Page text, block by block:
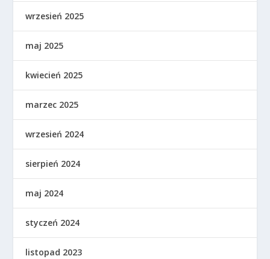
wrzesień 2025
maj 2025
kwiecień 2025
marzec 2025
wrzesień 2024
sierpień 2024
maj 2024
styczeń 2024
listopad 2023